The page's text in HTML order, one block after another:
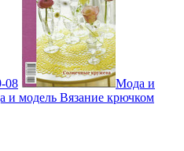
08
Мода и
и модель Вязание крючком